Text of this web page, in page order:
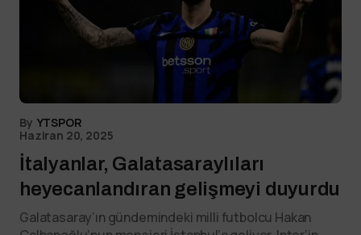
By YTSPOR
Haziran 20, 2025
İtalyanlar, Galatasaraylıları
heyecanlandıran gelişmeyi duyurdu
Galatasaray’ın gündemindeki milli futbolcu Hakan